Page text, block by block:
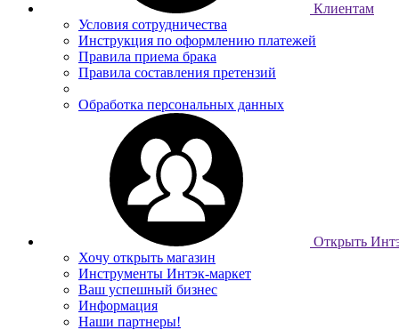
Клиентам
Условия сотрудничества
Инструкция по оформлению платежей
Правила приема брака
Правила составления претензий
Обработка персональных данных
Открыть
Хочу открыть магазин
Инструменты Интэк-маркет
Ваш успешный бизнес
Информация
Наши партнеры!